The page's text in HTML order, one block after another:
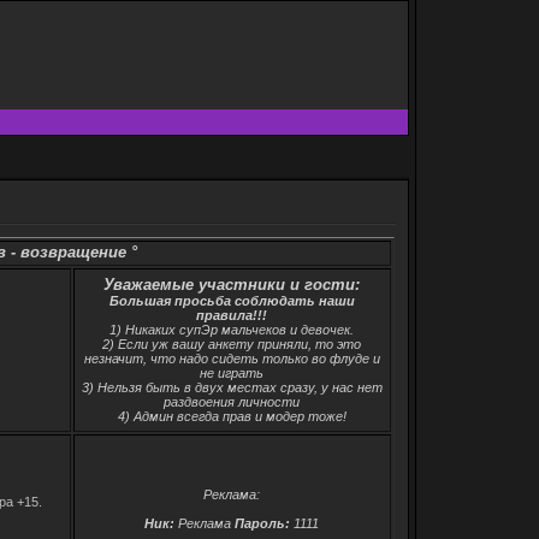
°
Уважаемые участники и гости:
Большая просьба соблюдать наши
правила!!!
1) Никаких супЭр мальчеков и девочек.
2) Если уж вашу анкету приняли, то это
незначит, что надо сидеть только во флуде и
не играть
3) Нельзя быть в двух местах сразу, у нас нет
раздвоения личности
4) Админ всегда прав и модер тоже!
+15.
Реклама:
Ник:РекламаПароль: 1111